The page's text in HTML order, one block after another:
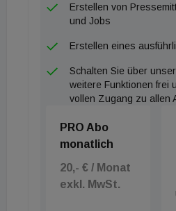
Rechtsgebiet. Ich freue mich
Geschäftsführer der
Erstellen von
und Jobs
Erstellen eines
Schalten Sie über
weitere Funktionen frei
vollen Zugang zu allen
PRO Abo
monatlich
20,- € / Monat
exkl. MwSt.